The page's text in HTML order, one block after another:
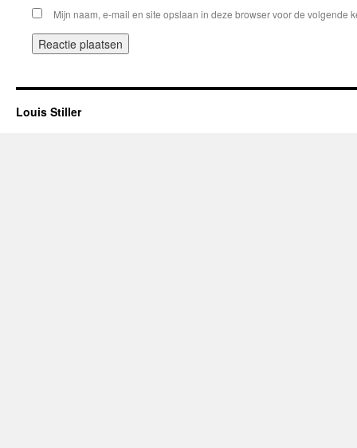
Mijn naam, e-mail en site opslaan in deze browser voor de volgende
Louis Stiller